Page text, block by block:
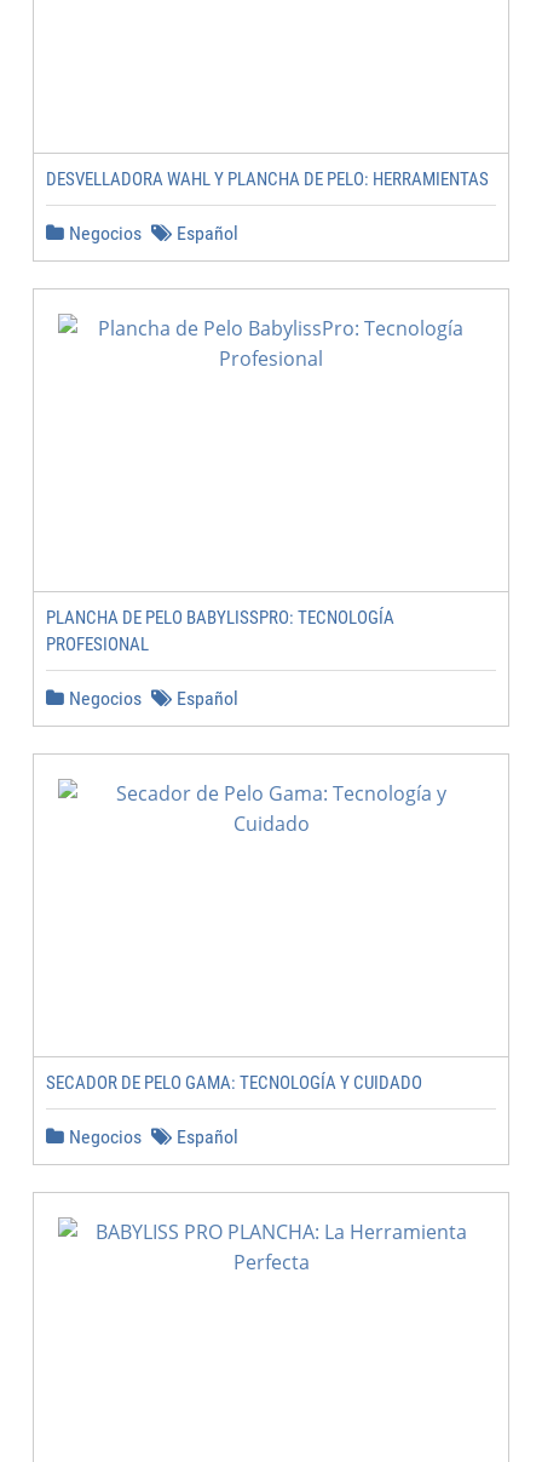
DESVELLADORA WAHL Y PLANCHA DE PELO: HERRAMIENTAS
Negocios Español
PLANCHA DE PELO BABYLISSPRO: TECNOLOGÍA
PROFESIONAL
Negocios Español
SECADOR DE PELO GAMA: TECNOLOGÍA Y CUIDADO
Negocios Español